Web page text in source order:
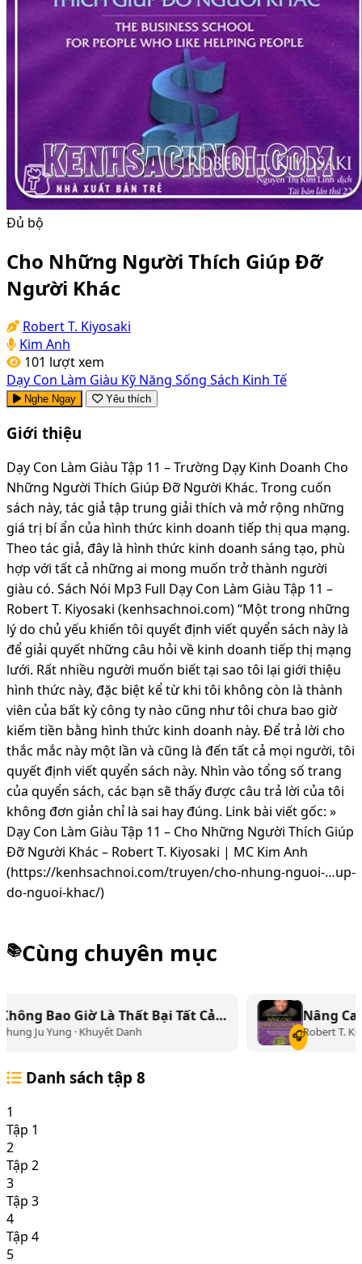
Đủ bộ
Cho Những Người Thích Giúp Đỡ
Người Khác
Robert T. Kiyosaki
Kim Anh
101 lượt xem
Dạy Con Làm Giàu Kỹ Năng Sống Sách Kinh Tế
Nghe Ngay Yêu thích
Giới thiệu
Dạy Con Làm Giàu Tập 11 – Trường Dạy Kinh Doanh Cho
Những Người Thích Giúp Đỡ Người Khác. Trong cuốn
sách này, tác giả tập trung giải thích và mở rộng những
giá trị bí ẩn của hình thức kinh doanh tiếp thị qua mạng.
Theo tác giả, đây là hình thức kinh doanh sáng tạo, phù
hợp với tất cả những ai mong muốn trở thành người
giàu có. Sách Nói Mp3 Full Dạy Con Làm Giàu Tập 11 –
Robert T. Kiyosaki (kenhsachnoi.com) “Một trong những
lý do chủ yếu khiến tôi quyết định viết quyển sách này là
để giải quyết những câu hỏi về kinh doanh tiếp thị mạng
lưới. Rất nhiều người muốn biết tại sao tôi lại giới thiệu
hình thức này, đặc biệt kể từ khi tôi không còn là thành
viên của bất kỳ công ty nào cũng như tôi chưa bao giờ
kiếm tiền bằng hình thức kinh doanh này. Để trả lời cho
thắc mắc này một lần và cũng là đến tất cả mọi người, tôi
quyết định viết quyển sách này. Nhìn vào tổng số trang
của quyển sách, các bạn sẽ thấy được câu trả lời của tôi
không đơn giản chỉ là sai hay đúng. Link bài viết gốc: »
Dạy Con Làm Giàu Tập 11 – Cho Những Người Thích Giúp
Đỡ Người Khác – Robert T. Kiyosaki | MC Kim Anh
(https://kenhsachnoi.com/truyen/cho-nhung-nguoi-…up-
do-nguoi-khac/)
📚Cùng chuyên mục
Là Thất Bại Tất Cả…
Danh
Nâng Cao Chỉ Số IQ Tài
Robert T. Kiyosaki · Kim Anh
Danh sách tập 8
1
Tập 1
2
Tập 2
3
Tập 3
4
Tập 4
5